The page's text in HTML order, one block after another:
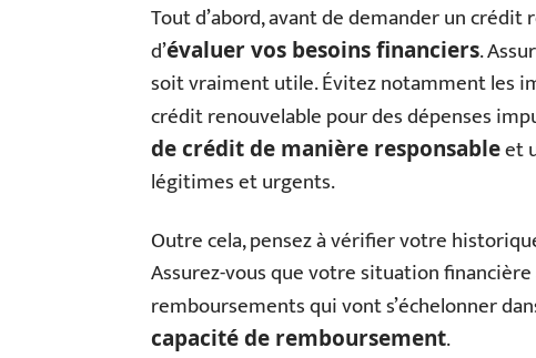
Tout d’abord, avant de demander un crédit
d’évaluer vos besoins financiers.
soit vraiment utile. Évitez notamment les
crédit renouvelable pour des dépenses
de crédit de manière responsableet
légitimes et urgents.
Outre cela, pensez à vérifier votre
Assurez-vous que votre situation
remboursements qui vont s’échelonner
capacité de remboursement.